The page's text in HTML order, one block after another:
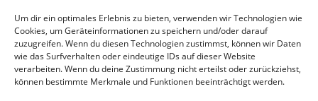
Um dir ein optimales Erlebnis zu bieten, verwenden wir Technologien wie
Cookies, um Geräteinformationen zu speichern und/oder darauf
zuzugreifen. Wenn du diesen Technologien zustimmst, können wir Daten
wie das Surfverhalten oder eindeutige IDs auf dieser Website
verarbeiten. Wenn du deine Zustimmung nicht erteilst oder zurückziehst,
können bestimmte Merkmale und Funktionen beeinträchtigt werden.
30. Juli 2026
Deine Spielminute: 89+1
28. Juli 2026
Neuer Rückensponsor